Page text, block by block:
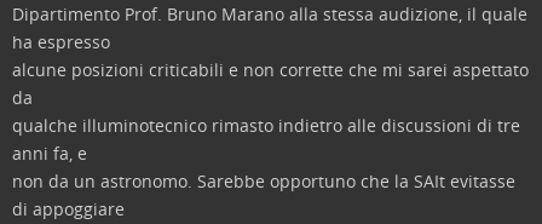
Dipartimento Prof. Bruno Marano alla stessa audizione, il quale
ha espresso
alcune posizioni criticabili e non corrette che mi sarei aspettato
da
qualche illuminotecnico rimasto indietro alle discussioni di tre
anni fa, e
non da un astronomo. Sarebbe opportuno che la SAIt evitasse
di appoggiare